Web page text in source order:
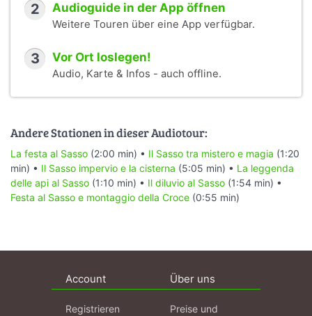
2 Audioguide in der App öffnen
Weitere Touren über eine App verfügbar.
3 Vor Ort loslegen!
Audio, Karte & Infos - auch offline.
Andere Stationen in dieser Audiotour:
La festa al Sasso (2:00 min) • Il Sasso tra mistero e magia (1:20
min) • Il Sasso impervio e la cisterna (5:05 min) • La leggenda
delle api al Sasso (1:10 min) • Il diluvio al Sasso (1:54 min) •
Festa al Sasso e montaggio della Croce (0:55 min)
Account
Registrieren
Über uns
Preise und